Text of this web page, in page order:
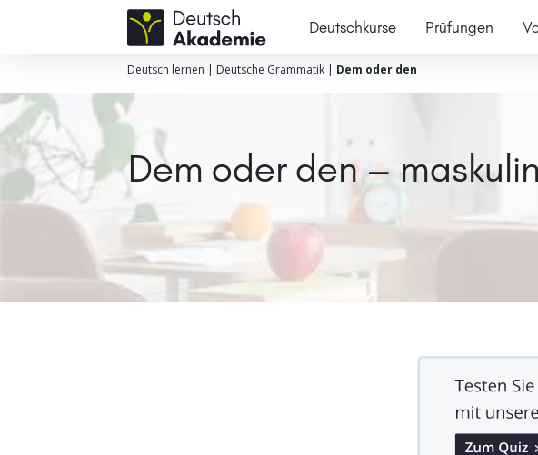
Deutschkurse Prüfungen
Deutsch lernen | Deutsche Grammatik| Dem oder den
Dem oder den –